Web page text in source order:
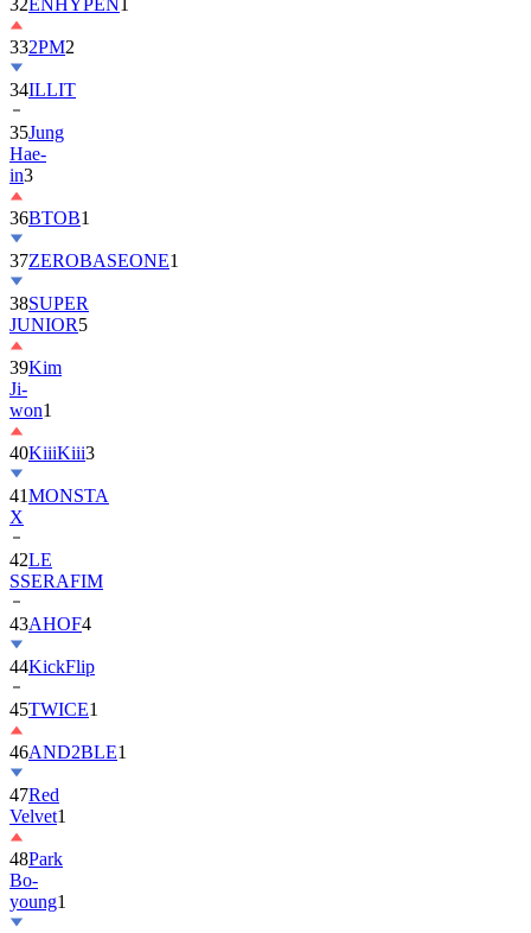
32 ENHYPEN
332PM2
34ILLIT
35Jung
Hae-
in3
36BTOB1
37ZEROBASEONE1
38SUPER
JUNIOR5
39Kim
Ji-
won1
40KiiiKiii3
41MONSTA
X
42LE
SSERAFIM
43AHOF4
44KickFlip
45TWICE1
46AND2BLE1
47Red
Velvet1
48Park
Bo-
young1